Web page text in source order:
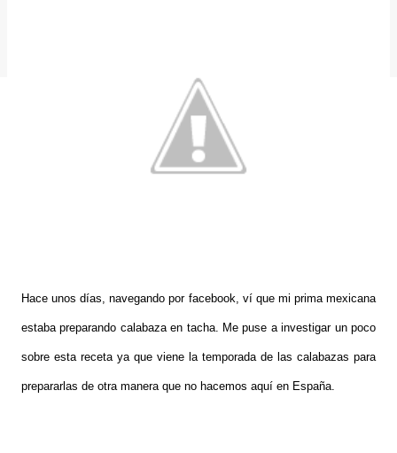
Hace unos días, navegando por facebook, ví que mi prima mexicana
estaba preparando calabaza en tacha. Me puse a investigar un poco
sobre esta receta ya que viene la temporada de las calabazas para
prepararlas de otra manera que no hacemos aquí en España.